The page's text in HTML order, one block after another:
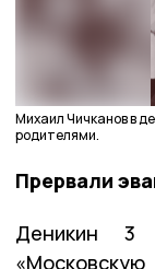
Михаил Чичканов в
родителями.
Прервали
Деникин 3